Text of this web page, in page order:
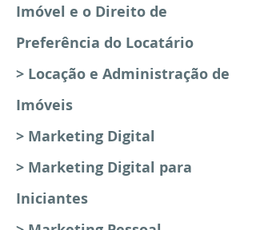
Imóvel e o Direito de
Preferência do Locatário
> Locação e Administração de
Imóveis
> Marketing Digital
> Marketing Digital para
Iniciantes